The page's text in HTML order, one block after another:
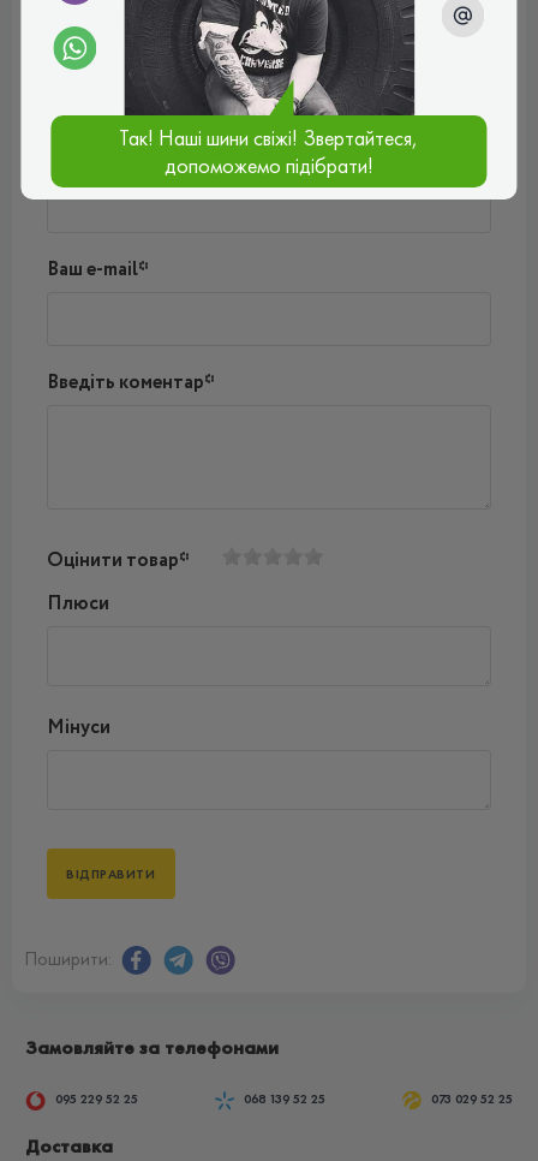
Відгуки (0)
Поки немає коментарів
Написати коментар
Ваш e-mail*
Введіть коментар*
Оцінити товар*
Плюси
Мінуси
Поширити:
Замовляйте за телефонами
095 229 52 25 068 139 52 25 073 029 52 25
Доставка
Так! Наші шини свіжі! Звертайтеся,
допоможемо підібрати!